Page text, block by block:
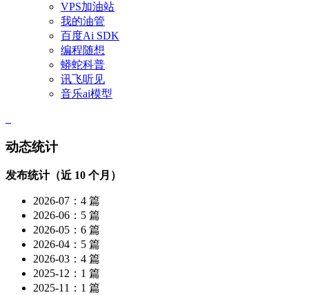
VPS加油站
我的油管
百度Ai SDK
编程随想
蟒蛇科普
讯飞听见
音乐ai模型
动态统计
发布统计（近 10 个月）
2026-07：4 篇
2026-06：5 篇
2026-05：6 篇
2026-04：5 篇
2026-03：4 篇
2025-12：1 篇
2025-11：1 篇